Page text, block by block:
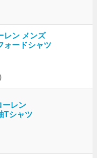
レン メンズ
ォードシャツ
ーレン
Tシャツ